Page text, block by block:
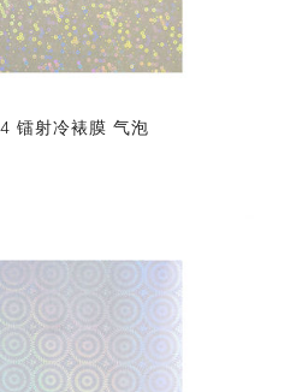
镭射冷裱膜 气泡